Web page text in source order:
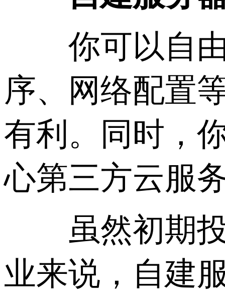
你可以自由
序、网络配置
有利。同时，
心第三方云服
虽然初期投
业来说，自建